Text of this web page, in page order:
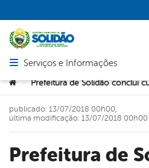
Abrir menu principal de
Serviços e Informações
Você está aqui:
>
Prefeitura de Solidão
publicado: 13/07/2018 00h00,
última modificação: 13/07/2018 00h00